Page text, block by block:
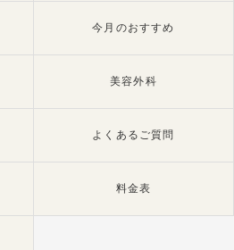
今月のおすすめ
美容外科
よくあるご質問
料金表